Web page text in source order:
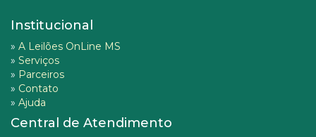
Institucional
» A Leilões OnLine MS
» Serviços
» Parceiros
» Contato
» Ajuda
Central de Atendimento